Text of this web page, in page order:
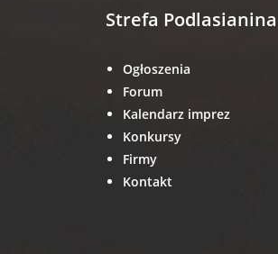
Strefa Podlasianina
Ogłoszenia
Forum
Kalendarz imprez
Konkursy
Firmy
Kontakt